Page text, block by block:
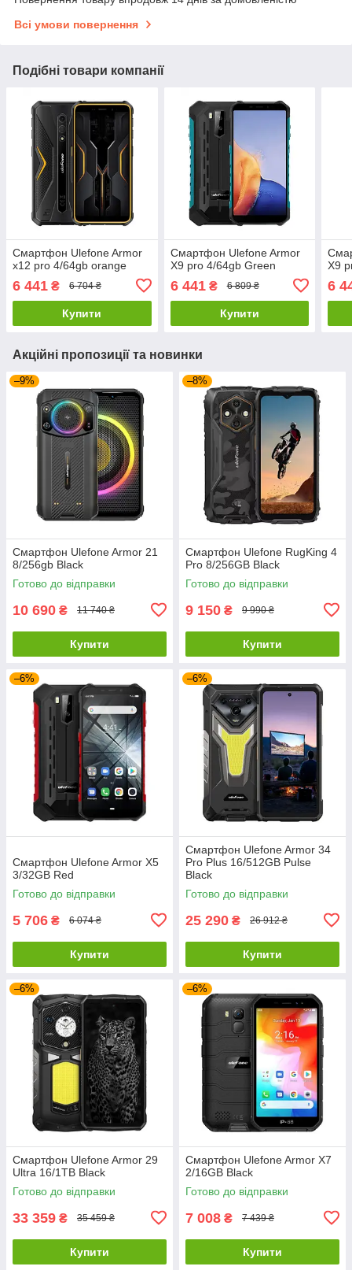
Всі умови повернення
Подібні товари компанії
Смартфон Ulefone Armor
x12 pro 4/64gb orange
6 441 ₴ 6 704 ₴
Купити
Смартфон Ulefone Armor
X9 pro 4/64gb Green
6 441₴ 6 809 ₴
Купити
X9
6
Акційні пропозиції та новинки
–9%
Смартфон Ulefone Armor 21
8/256gb Black
Готово до відправки
10 690 ₴ 11 740 ₴
Купити
–8%
Смартфон Ulefone RugKing 4
Pro 8/256GB Black
Готово до відправки
9 150 ₴ 9 990 ₴
Купити
–6%
Смартфон Ulefone Armor X5
3/32GB Red
Готово до відправки
5 706 ₴ 6 074 ₴
Купити
–6%
Смартфон Ulefone Armor 34
Pro Plus 16/512GB Pulse
Black
Готово до відправки
25 290 ₴ 26 912 ₴
Купити
–6%
Смартфон Ulefone Armor 29
Ultra 16/1TB Black
Готово до відправки
33 359 ₴ 35 459 ₴
Купити
–6%
Смартфон Ulefone Armor X7
2/16GB Black
Готово до відправки
7 008 ₴ 7 439 ₴
Купити